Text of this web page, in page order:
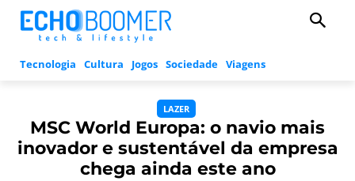
Tecnologia Cultura Jogos Sociedade Viagens
LAZER
MSC World Europa: o navio mais
inovador e sustentável da empresa
chega ainda este ano